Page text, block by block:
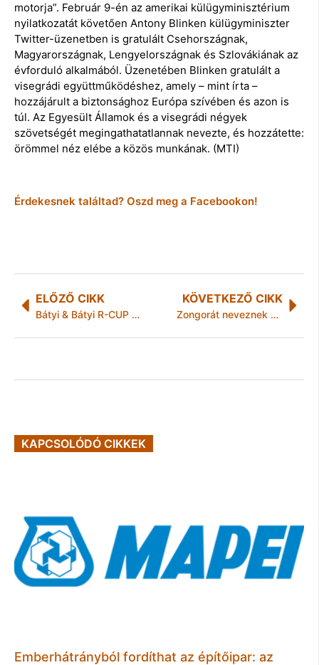
motorja”. Február 9-én az amerikai külügyminisztérium
nyilatkozatát követően Antony Blinken külügyminiszter
Twitter-üzenetben is gratulált Csehországnak,
Magyarországnak, Lengyelországnak és Szlovákiának az
évforduló alkalmából. Üzenetében Blinken gratulált a
visegrádi együttműködéshez, amely – mint írta –
hozzájárult a biztonsághoz Európa szívében és azon is
túl. Az Egyesült Államok és a visegrádi négyek
szövetségét megingathatatlannak nevezte, és hozzátette:
örömmel néz elébe a közös munkának. (MTI)
Érdekesnek találtad? Oszd meg a Facebookon!
ELŐZŐ CIKK
Bátyi & Bátyi R-CUP bajnokok!
KÖVETKEZŐ CIKK
Zongorát neveznek el Chick Coreáról
KAPCSOLÓDÓ CIKKEK
Emberhátrányból fordíthat az építőipar: az